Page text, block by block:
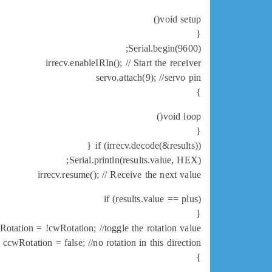
void setup()
{
Serial.begin(9600);
irrecv.enableIRIn(); // Start the receiver
servo.attach(9); //servo pin
}
void loop()
{
if (irrecv.decode(&results)) {
Serial.println(results.value, HEX);
irrecv.resume(); // Receive the next value
if (results.value == plus)
{
= !cwRotation; //toggle the rotation value
ccwRotation = false; //no rotation in this direction
}